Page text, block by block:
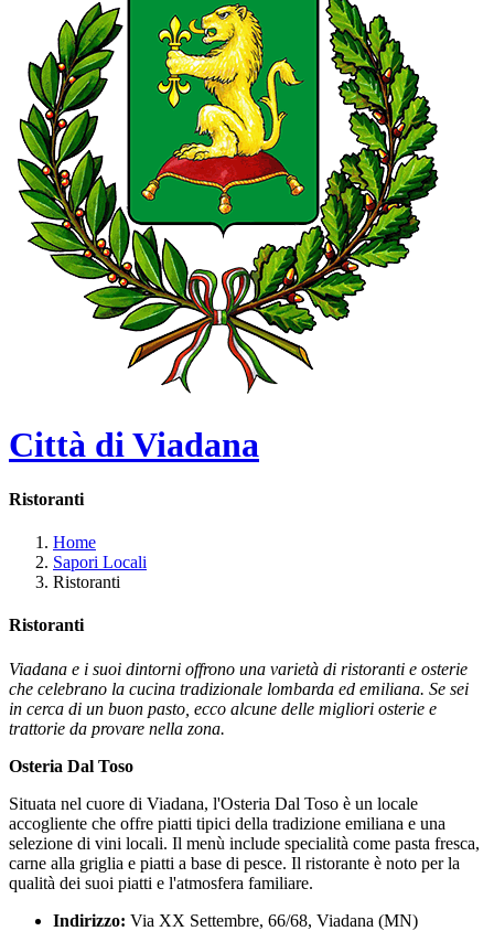
Città di Viadana
Ristoranti
Home
Sapori Locali
Ristoranti
Ristoranti
Viadana e i suoi dintorni offrono una varietà di ristoranti e osterie
che celebrano la cucina tradizionale lombarda ed emiliana. Se sei
in cerca di un buon pasto, ecco alcune delle migliori osterie e
trattorie da provare nella zona.
Osteria Dal Toso
Situata nel cuore di Viadana, l'Osteria Dal Toso è un locale
accogliente che offre piatti tipici della tradizione emiliana e una
selezione di vini locali. Il menù include specialità come pasta fresca,
carne alla griglia e piatti a base di pesce. Il ristorante è noto per la
qualità dei suoi piatti e l'atmosfera familiare.
Indirizzo: Via XX Settembre, 66/68, Viadana (MN)